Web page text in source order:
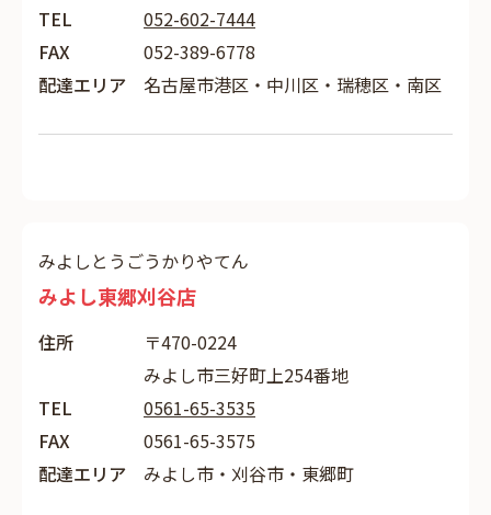
TEL
052-602-7444
FAX
052-389-6778
配達エリア
名古屋市港区・中川区・瑞穂区・南区
みよしとうごうかりやてん
みよし東郷刈谷店
住所
〒470-0224
みよし市三好町上254番地
TEL
0561-65-3535
FAX
0561-65-3575
配達エリア
みよし市・刈谷市・東郷町